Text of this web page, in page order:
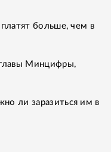
больше, чем в
Минцифры,
ли заразиться им в